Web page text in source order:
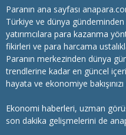
Paranın ana sayfası
Türkiye ve dünya
yatırımcılara para kazanma
fikirleri ve para harcama
Paranın merkezinden dünya
trendlerine kadar en güncel
hayata ve ekonomiye
Ekonomi haberleri, uzman
son dakika gelişmelerini de